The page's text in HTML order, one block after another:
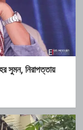
সুমন, নিরাপত্তায়